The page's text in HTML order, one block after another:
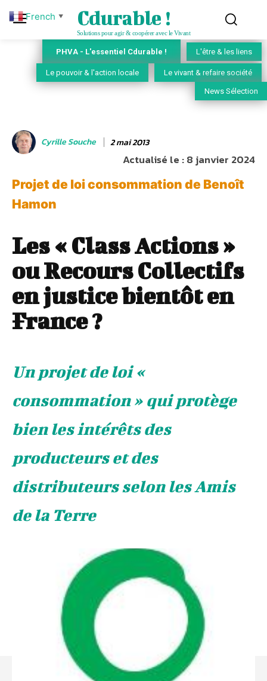
Cdurable !
Solutions pour agir & coopérer avec le Vivant
PHVA - L'essentiel Cdurable ! L'être & les liens
Le pouvoir & l'action locale Le vivant & refaire société
News Sélection
Cyrille Souche 2 mai 2013
Actualisé le :8 janvier 2024
Projet de loi consommation de Benoît
Hamon
Les « Class Actions »
ou Recours Collectifs
en justice bientôt en
France ?
Un projet de loi «
consommation » qui protège
bien les intérêts des
producteurs et des
distributeurs selon les Amis
de la Terre
French ▼